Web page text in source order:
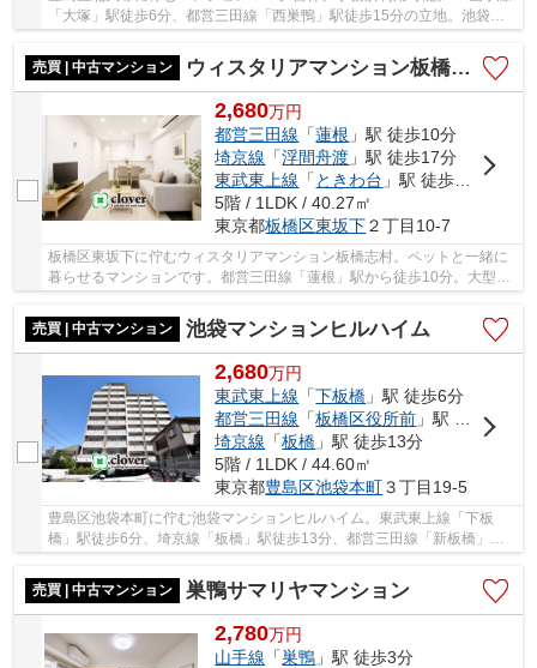
「大塚」駅徒歩6分、都営三田線「西巣鴨」駅徒歩15分の立地。池袋駅
売買 | 中古マンション
ウィスタリアマンション板橋志村
2,680万円
都営三田線 「蓮根 」駅 徒歩10分
埼京線 「浮間舟渡 」駅 徒歩17分
東武東上線 「 ときわ台 」駅 徒歩45分
5階 / 1LDK / 40.27㎡
東京都板橋区東坂下２丁目10-7
板橋区東坂下に佇むウィスタリアマンション板橋志村。ペットと一緒に
暮らせるマンションです。都営三田線「蓮根」駅から徒歩10分。大型の
売買 | 中古マンション
池袋マンションヒルハイム
2,680万円
東武東上線 「下板橋 」駅 徒歩6分
都営三田線 「板橋区役所前 」駅 徒歩12分
埼京線 「板橋 」駅 徒歩13分
5階 / 1LDK / 44.60㎡
東京都豊島区池袋本町３丁目19-5
豊島区池袋本町に佇む池袋マンションヒルハイム。東武東上線「下板
橋」駅徒歩6分、埼京線「板橋」駅徒歩13分、都営三田線「新板橋」駅
徒歩15分。「下板橋」駅から「池袋」駅まで2駅、...
売買 | 中古マンション
巣鴨サマリヤマンション
2,780万円
山手線 「巣鴨 」駅 徒歩3分